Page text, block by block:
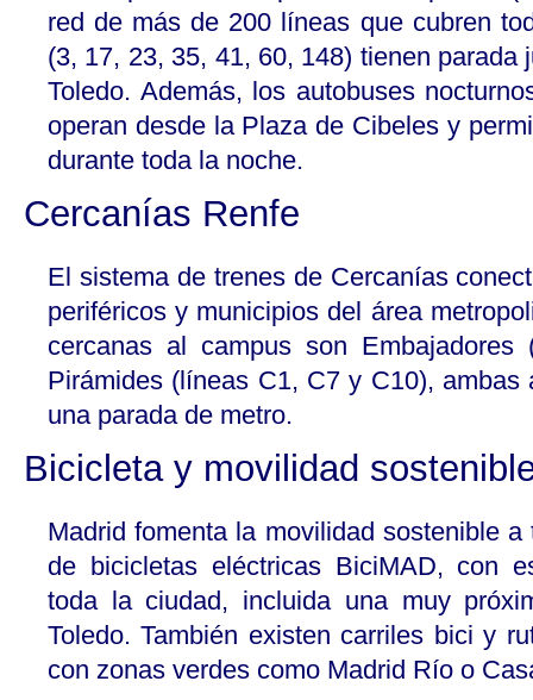
red de más de 200 líneas que cubren
(3, 17, 23, 35, 41, 60, 148) tienen parada
Toledo. Además, los autobuses
operan desde la Plaza de Cibeles y
durante toda la noche.
Cercanías Renfe
El sistema de trenes de Cercanías
periféricos y municipios del área
cercanas al campus son
Pirámides (líneas C1, C7 y C10),
una parada de metro.
Bicicleta y movilidad
Madrid fomenta la movilidad sostenible
de bicicletas eléctricas BiciMAD, con
toda la ciudad, incluida una muy
Toledo. También existen carriles bici y
con zonas verdes como Madrid Río o